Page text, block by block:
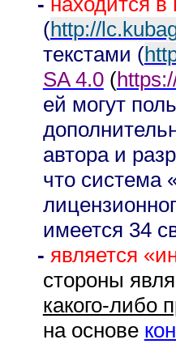
(http://
текстами (
SA 4.0(
ей могут
автора и
что система
имеется 34
- является
стороны
какого-либо
на основе